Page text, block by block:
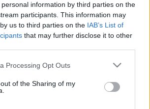
information by third parties on the
participants. This information may
us to third parties on the IAB’s List of
that may further disclose it to other
website/app uses one or more Google
visit or usage behaviour. You may click to
to Google and its third-party tags to
specified purposes in below Google
Processing Opt Outs
of the Sharing of my
a díszlet is. A szín közepén egy
pedig műanyag csövek, mint
Gershwin zenéjének ritmusára
is, mint az élet megtestesítői
E forró, táncoló, vibráló
Gershwin zenéjét a néző felé.
Budapest Táncszínház